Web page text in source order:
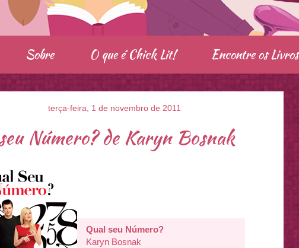
Sobre O que é Chick Lit! Encontre os Livros
terça-feira, 1 de novembro de 2011
Número? de Karyn Bosnak
Qual seu Número?
Karyn Bosnak